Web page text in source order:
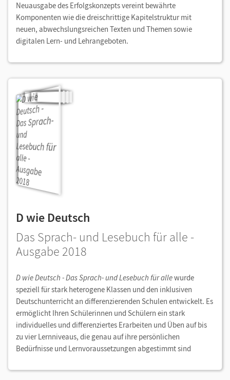
Neuausgabe des Erfolgskonzepts vereint bewährte
Komponenten wie die dreischrittige Kapitelstruktur mit
neuen, abwechslungsreichen Texten und Themen sowie
digitalen Lern- und Lehrangeboten.
D wie Deutsch
Das Sprach- und Lesebuch für alle -
Ausgabe 2018
D wie Deutsch - Das Sprach- und Lesebuch für allewurde
speziell für stark heterogene Klassen und den inklusiven
Deutschunterricht an differenzierenden Schulen entwickelt. Es
ermöglicht Ihren Schülerinnen und Schülern ein stark
individuelles und differenziertes Erarbeiten und Üben auf bis
zu vier Lernniveaus, die genau auf ihre persönlichen
Bedürfnisse und Lernvoraussetzungen abgestimmt sind